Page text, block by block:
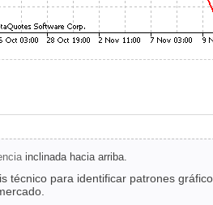
inclinada hacia arriba.
técnico para identificar patrones